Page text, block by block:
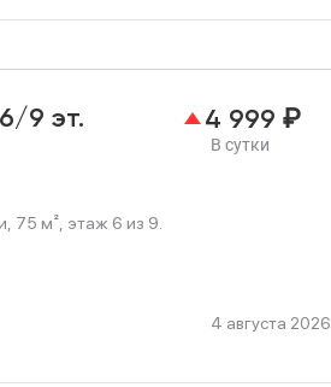
6/9 эт. 4 999 ₽
В сутки
75 м², этаж 6 из 9.
4 августа 2026